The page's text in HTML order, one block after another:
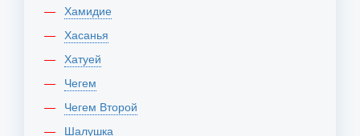
Хамидие
Хасанья
Хатуей
Чегем
Чегем Второй
Шалушка